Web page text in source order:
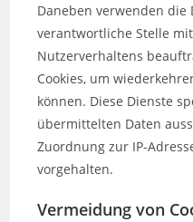
Daneben verwenden die
verantwortliche Stelle
Nutzerverhaltens
Cookies, um
können. Diese Dienste
übermittelten Daten
Zuordnung zur IP-
vorgehalten.
Vermeidung von